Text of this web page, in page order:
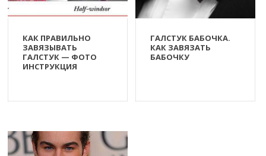
КАК ПРАВИЛЬНО
ЗАВЯЗЫВАТЬ
ГАЛСТУК — ФОТО
ИНСТРУКЦИЯ
ГАЛСТУК БАБОЧКА.
КАК ЗАВЯЗАТЬ
БАБОЧКУ